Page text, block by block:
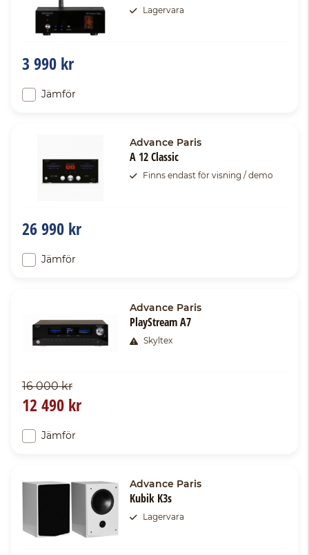
Lagervara
3 990 kr
Jämför
Advance Paris
A 12 Classic
Finns endast för visning / demo
26 990 kr
Jämför
Advance Paris
PlayStream A7
Skyltex
16 000 kr
12 490 kr
Jämför
Advance Paris
Kubik K3s
Lagervara